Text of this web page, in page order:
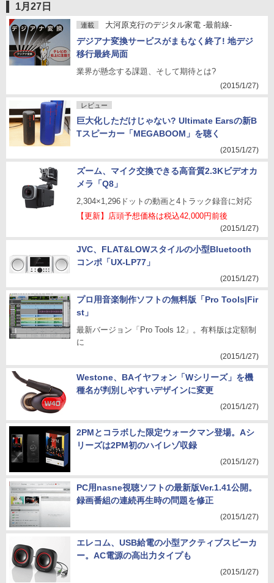
1月27日
連載 大河原克行のデジタル家電 -最前線-
デジアナ変換サービスがまもなく終了! 地デジ
移行最終局面
業界が懸念する課題、そして期待とは?
(2015/1/27)
レビュー
巨大化しただけじゃない? Ultimate Earsの新B
Tスピーカー「MEGABOOM」を聴く
(2015/1/27)
ズーム、マイク交換できる高音質2.3Kビデオカ
メラ「Q8」
2,304×1,296ドットの動画と4トラック録音に対応
【更新】店頭予想価格は税込42,000円前後
(2015/1/27)
JVC、FLAT&LOWスタイルの小型Bluetooth
コンポ「UX-LP77」
(2015/1/27)
プロ用音楽制作ソフトの無料版「Pro Tools|Fir
st」
最新バージョン「Pro Tools 12」。有料版は定額制
に
(2015/1/27)
Westone、BAイヤフォン「Wシリーズ」を機
種名が判別しやすいデザインに変更
(2015/1/27)
2PMとコラボした限定ウォークマン登場。Aシ
リーズは2PM初のハイレゾ収録
(2015/1/27)
PC用nasne視聴ソフトの最新版Ver.1.41公開。
録画番組の連続再生時の問題を修正
(2015/1/27)
エレコム、USB給電の小型アクティブスピーカ
ー。AC電源の高出力タイプも
(2015/1/27)